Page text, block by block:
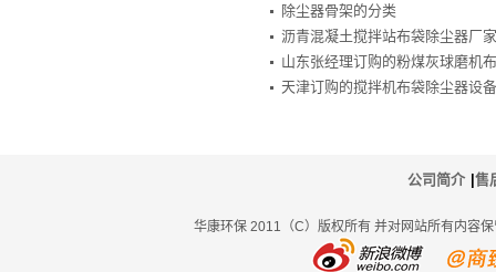
除尘器骨架的分类
沥青混凝土搅拌站布袋除尘器厂
山东张经理订购的粉煤灰球磨机
天津订购的搅拌机布袋除尘器设
公司简介 售
华康环保 2011（C）版权所有 并对网站所有内容